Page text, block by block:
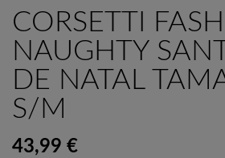
CORSETTI
NAUGHTY
DE NATAL
S/M
43,99 €